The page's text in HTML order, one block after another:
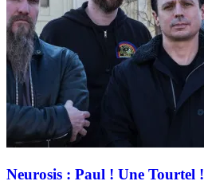
Neurosis : Paul ! Une Tourtel !